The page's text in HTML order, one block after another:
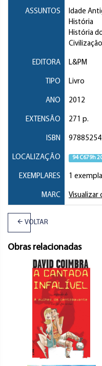
ASSUNTOS
Idade
História
História
Civilização
EDITORA L&PM
TIPO Livro
ANO 2012
EXTENSÃO 271 p.
ISBN
LOCALIZAÇÃO 94 C679h
EXEMPLARES 1
MARC Visualizar
VOLTAR
Obras relacionadas